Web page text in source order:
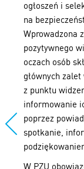
ogłoszeń i
na
Wprowadzona
pozytywnego
oczach osób
głównych
z punktu
informowanie
poprzez
spotkanie,
W PZU